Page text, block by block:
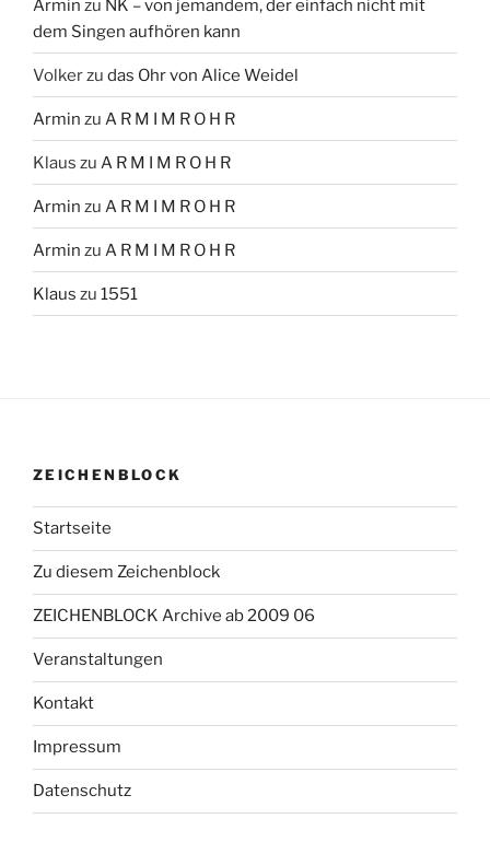
Armin zu NK – von jemandem, der einfach nicht mit
dem Singen aufhören kann
Volkerzu das Ohr von Alice Weidel
Armin zu A R M I M R O H R
Klaus zu A R M I M R O H R
Armin zu A R M I M R O H R
Armin zu A R M I M R O H R
Klaus zu 1551
ZEICHENBLOCK
Startseite
Zu diesem Zeichenblock
ZEICHENBLOCK Archive ab 2009 06
Veranstaltungen
Kontakt
Impressum
Datenschutz